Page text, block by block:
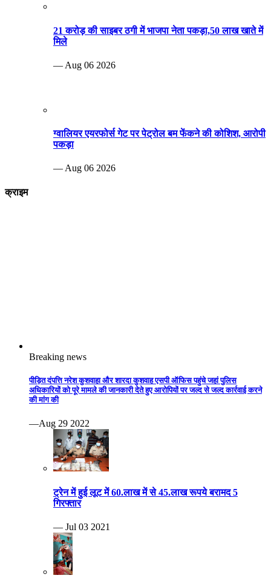
21 करोड़ की साइबर ठगी में भाजपा नेता पकड़ा,50 लाख खाते में
मिले
— Aug 06 2026
ग्वालियर एयरफोर्स गेट पर पेट्रोल बम फेंकने की कोशिश, आरोपी
पकड़ा
— Aug 06 2026
क्राइम
ट्रेन में हुई लूट में 60.लाख में से 45.लाख रूपये बरामद 5
गिरफ्तार
— Jul 03 2021
पति करता था शक, पत्नी ने कर दी हत्या .महाराजपुरा थाना क्षेत्र
— Jun 06 2021
युवक ने अपनी ही प्रेमिका की गला घोंटकर हत्या कर दी।